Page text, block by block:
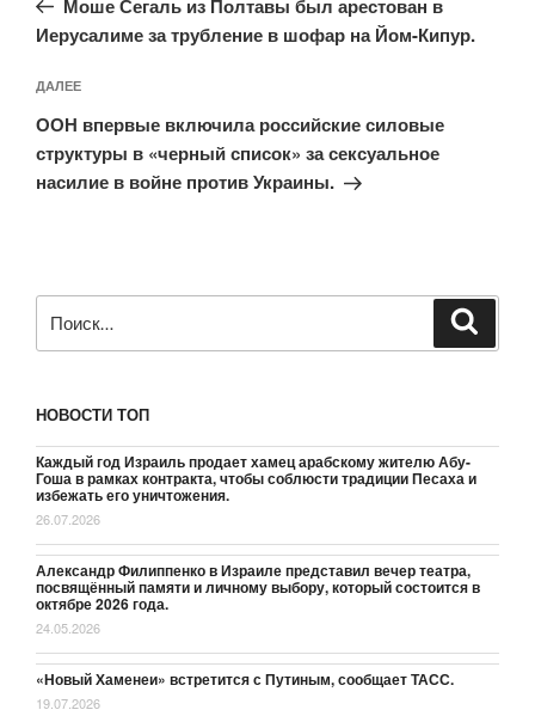
записям
Моше Сегаль из Полтавы был арестован в
Иерусалиме за трубление в шофар на Йом-Кипур.
Следующая
запись
ДАЛЕЕ
ООН впервые включила российские силовые
структуры в «черный список» за сексуальное
насилие в войне против Украины.
НОВОСТИ ТОП
Каждый год Израиль продает хамец арабскому жителю Абу-
Гоша в рамках контракта, чтобы соблюсти традиции Песаха и
избежать его уничтожения.
26.07.2026
Александр Филиппенко в Израиле представил вечер театра,
посвящённый памяти и личному выбору, который состоится в
октябре 2026 года.
24.05.2026
«Новый Хаменеи» встретится с Путиным, сообщает ТАСС.
19.07.2026